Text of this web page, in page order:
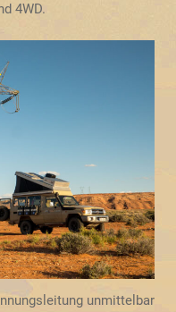
4WD.
unmittelbar